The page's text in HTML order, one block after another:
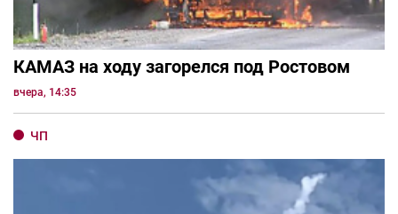
КАМАЗ на ходу загорелся под Ростовом
вчера, 14:35
ЧП